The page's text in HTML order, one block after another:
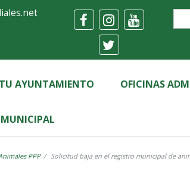
AYUNTAMIENTO OFICINAS
PPP Solicitud baja en el registro municipal de